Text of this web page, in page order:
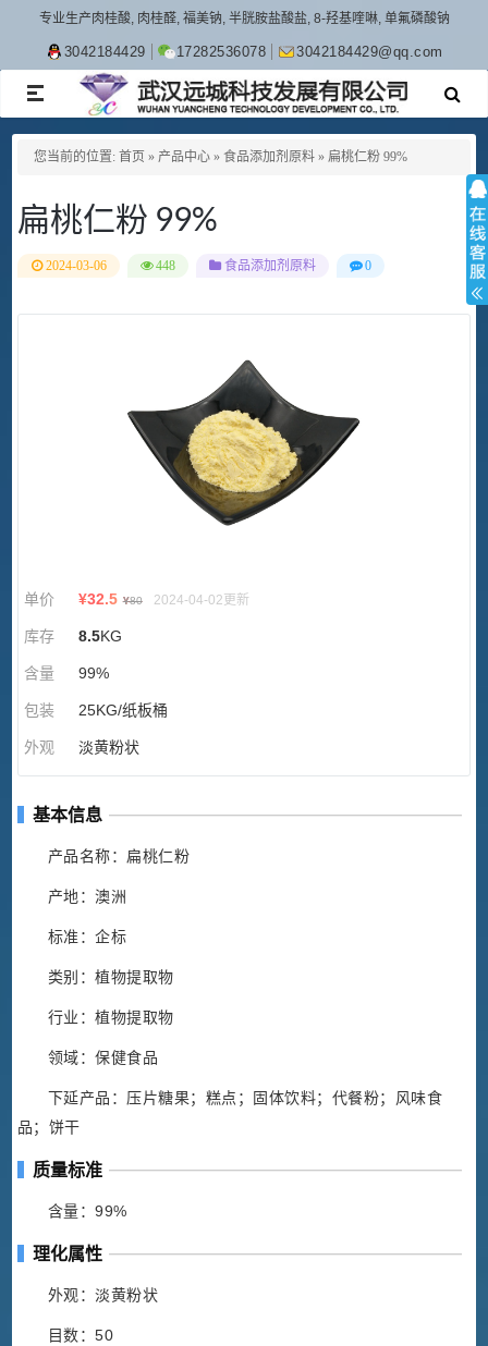
专业生产肉桂酸, 肉桂醛, 福美钠, 半胱胺盐酸盐, 8-羟基喹啉, 单氟磷酸钠
3042184429 17282536078 3042184429@qq.com
TOGGLE
NAVIGATION
您当前的位置: 首页 » 产品中心 » 食品添加剂原料 » 扁桃仁粉 99%
扁桃仁粉 99%
2024-03-06 448 食品添加剂原料 0
单价 ¥32.5 ¥80 2024-04-02更新
库存 8.5KG
含量 99%
包装 25KG/纸板桶
外观 淡黄粉状
基本信息
产品名称：扁桃仁粉
产地：澳洲
标准：企标
类别：植物提取物
行业：植物提取物
领域：保健食品
下延产品：压片糖果；糕点；固体饮料；代餐粉；风味食
品；饼干
质量标准
含量：99%
理化属性
外观：淡黄粉状
目数：50